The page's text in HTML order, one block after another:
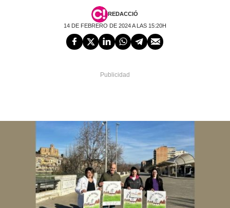
REDACCIÓ
14 DE FEBRERO DE 2024 A LAS 15:20H